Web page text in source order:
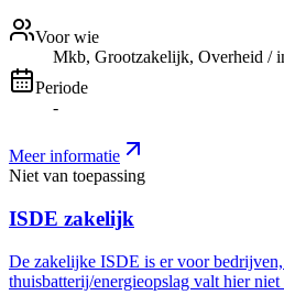
Voor wie
Mkb, Grootzakelijk, Overheid /
Periode
-
Meer informatie
Niet van toepassing
ISDE zakelijk
De zakelijke ISDE is er voor
thuisbatterij/energieopslag valt hier niet